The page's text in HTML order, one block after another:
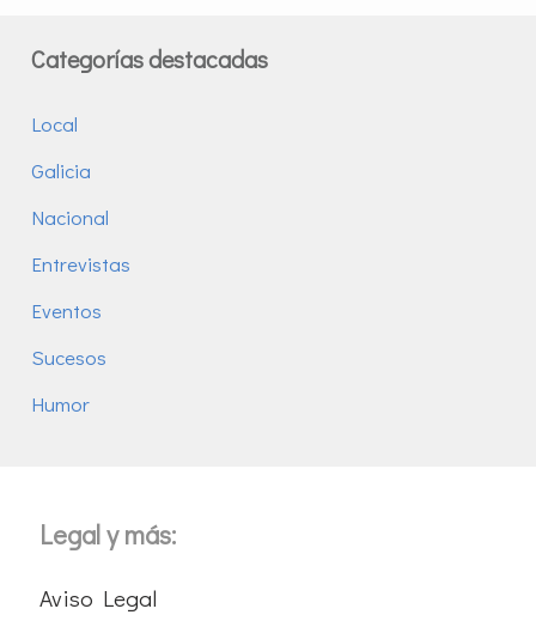
Categorías destacadas
Local
Galicia
Nacional
Entrevistas
Eventos
Sucesos
Humor
Legal y más:
Aviso Legal